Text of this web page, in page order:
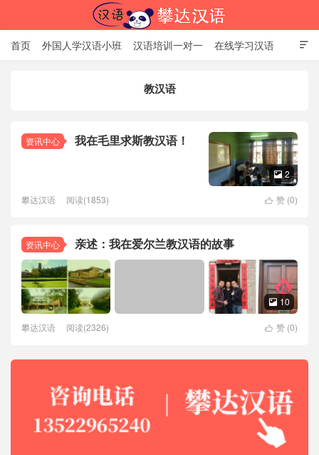

首页 外国人学汉语小班 汉语培训一对一 在线学习汉语
教汉语
资讯中心 我在毛里求斯教汉语！
 2
 赞 (0)
攀达汉语 阅读(1853)
资讯中心 亲述：我在爱尔兰教汉语的故事
 10
 赞 (0)
攀达汉语 阅读(2326)